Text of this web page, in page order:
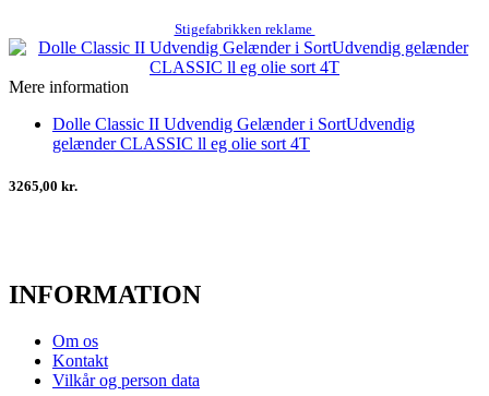
Stigefabrikken reklame
Mere information
Dolle Classic II Udvendig Gelænder i SortUdvendig
gelænder CLASSIC ll eg olie sort 4T
3265,00 kr.
INFORMATION
Om os
Kontakt
Vilkår og person data